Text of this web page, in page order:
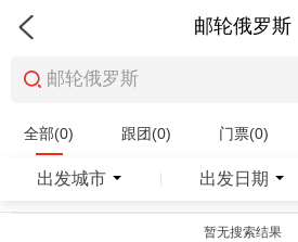
邮轮俄罗斯
全部(0) 跟团(0) 门票(0)
特产商品(0)
出发城市 出发日期
暂无搜索结果